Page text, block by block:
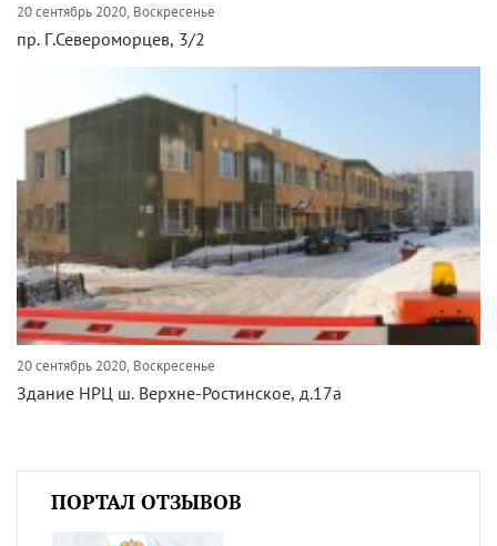
20 сентябрь 2020, Воскресенье
пр. Г.Североморцев, 3/2
20 сентябрь 2020, Воскресенье
Здание НРЦ ш. Верхне-Ростинское, д.17а
ПОРТАЛ ОТЗЫВОВ